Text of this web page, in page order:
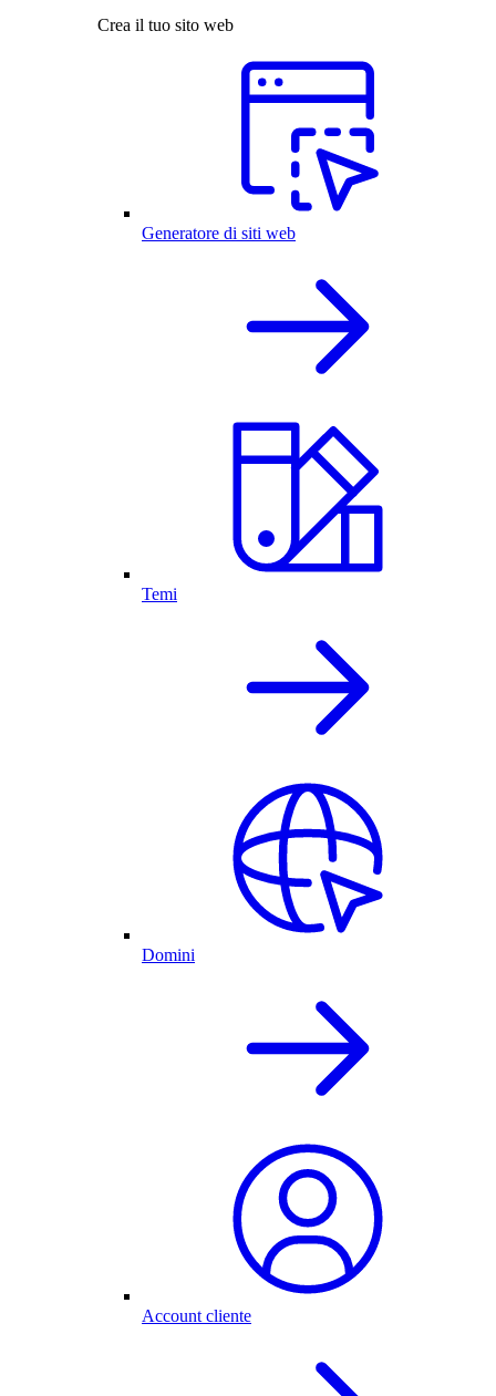
Crea il tuo sito web
Generatore di siti web
Temi
Domini
Account cliente